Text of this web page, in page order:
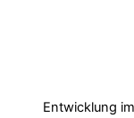
Entwicklung